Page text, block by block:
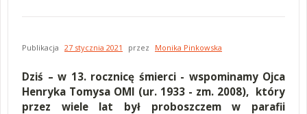
Publikacja 27 stycznia 2021 przez Monika Pinkowska
Dziś – w 13. rocznicę śmierci - wspominamy Ojca
Henryka Tomysa OMI (ur. 1933 - zm. 2008), który
przez wiele lat był proboszczem w parafii